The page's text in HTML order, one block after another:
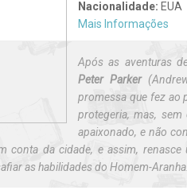
Nacionalidade: EUA
Mais Informações
Após as aventuras
Peter Parker
promessa que fez ao
protegeria, mas,
apaixonado, e não
conta da cidade, e assim,
as habilidades do Homem-Aranha.